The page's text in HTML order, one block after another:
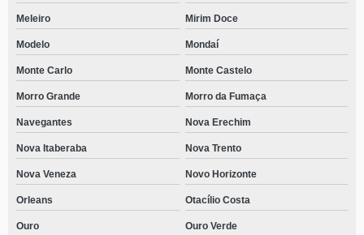
Meleiro Mirim Doce
Modelo Mondaí
Monte Carlo Monte Castelo
Morro Grande Morro da Fumaça
Navegantes Nova Erechim
Nova Itaberaba Nova Trento
Nova Veneza Novo Horizonte
Orleans Otacílio Costa
Ouro Ouro Verde